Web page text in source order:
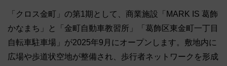
「クロス金町」の第1期として、商業施設「MARK IS 葛飾
かなまち」と「金町自動車教習所」「葛飾区東金町一丁目
自転車駐車場」が2025年9月にオープンします。敷地内に
広場や歩道状空地が整備され、歩行者ネットワークを形成